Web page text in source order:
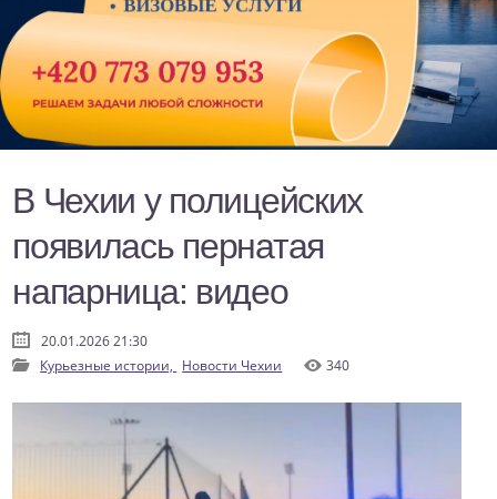
В Чехии у полицейских
появилась пернатая
напарница: видео
20.01.2026 21:30
Курьезные истории, Новости Чехии 340